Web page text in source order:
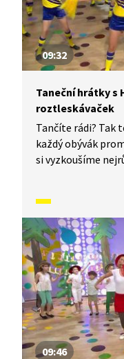
09:32
Taneční hrátky s
roztleskávaček
Tančíte rádi? Tak
každý obývák
si vyzkoušíme
vás inspirovali a
každého
jak to vypadá,
09:46